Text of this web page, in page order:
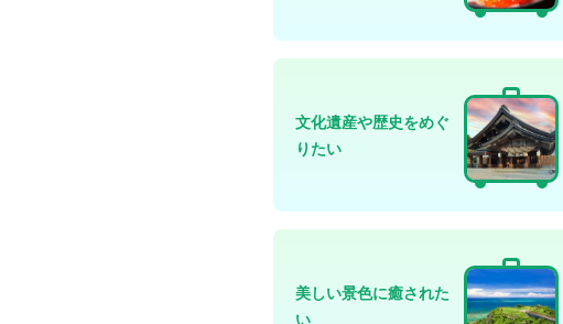
文化遺産や歴史をめぐ
りたい
美しい景色に癒された
い